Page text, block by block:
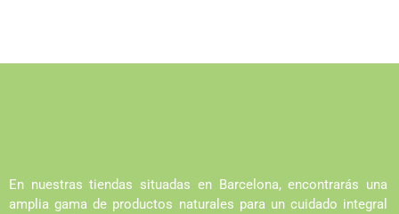
En nuestras tiendas situadas en Barcelona, encontrarás una
amplia gama de productos naturales para un cuidado integral